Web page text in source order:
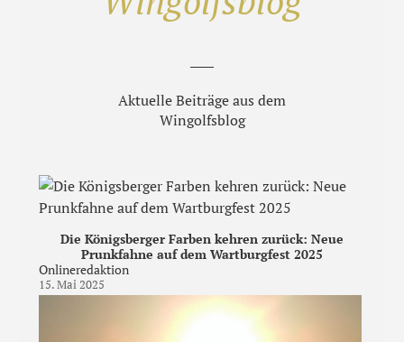
Aktuelle Beiträge aus dem
Wingolfsblog
Die Königsberger Farben kehren zurück: Neue
Prunkfahne auf dem Wartburgfest 2025
Onlineredaktion
15. Mai 2025